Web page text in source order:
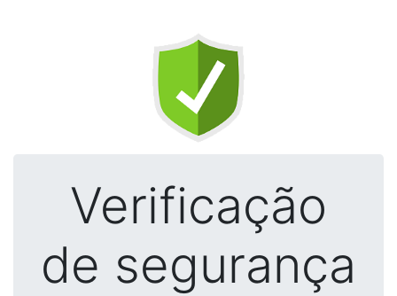
Verificação
de segurança